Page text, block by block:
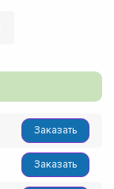
Заказать
Заказать